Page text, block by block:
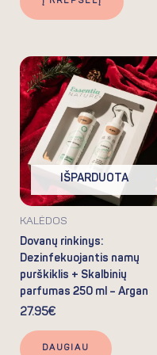
IŠPARDUOTA
KALĖDOS
Dovanų rinkinys:
Dezinfekuojantis namų
purškiklis + Skalbinių
parfumas 250 ml – Argan
27.95€
DAUGIAU